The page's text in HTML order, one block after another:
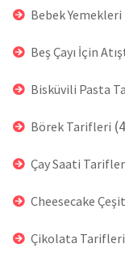
Bebek Yemekleri
Beş Çayı İçin
Bisküvili Pasta
Börek Tarifleri
Çay Saati
Cheesecake
Çikolata Tarifleri